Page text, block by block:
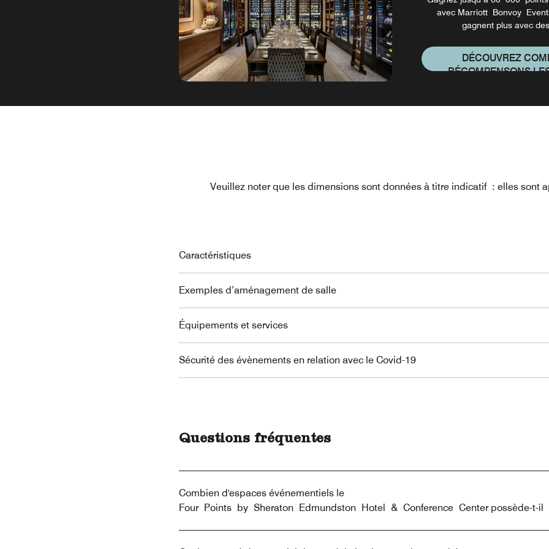
avec Marriott Bonvoy
gagnent plus avec
DÉCOUVREZ
RÉCOMPENSONS
Veuillez noter que les dimensions sont données à titre indicatif : elles sont
Caractéristiques
Exemples d’aménagement de salle
Équipements et services
Sécurité des évènements en relation avec le Covid-19
Questions fréquentes
Combien d'espaces événementiels le
Four Points by Sheraton Edmundston Hotel & Conference Center possède-t-il